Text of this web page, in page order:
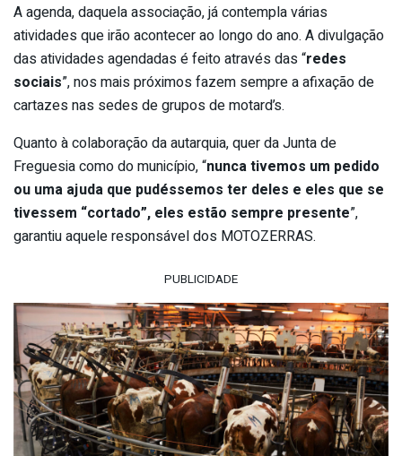
A agenda, daquela associação, já contempla várias
atividades que irão acontecer ao longo do ano. A divulgação
das atividades agendadas é feito através das “redes
sociais”, nos mais próximos fazem sempre a afixação de
cartazes nas sedes de grupos de motard’s.
Quanto à colaboração da autarquia, quer da Junta de
Freguesia como do município, “nunca tivemos um pedido
ou uma ajuda que pudéssemos ter deles e eles que se
tivessem “cortado”, eles estão sempre presente”,
garantiu aquele responsável dos MOTOZERRAS.
PUBLICIDADE